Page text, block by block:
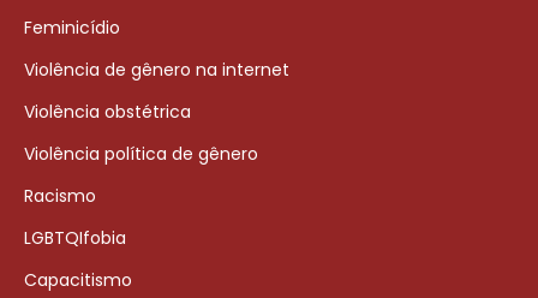
Feminicídio
Violência de gênero na internet
Violência obstétrica
Violência política de gênero
Racismo
LGBTQIfobia
Capacitismo